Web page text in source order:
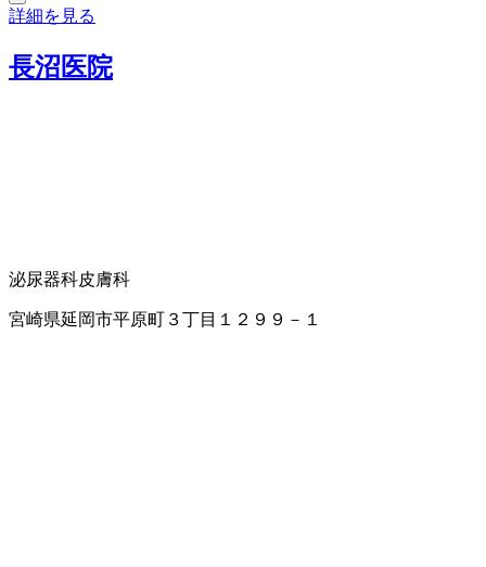
詳細を見る
長沼医院
泌尿器科皮膚科
宮崎県延岡市平原町３丁目１２９９－１